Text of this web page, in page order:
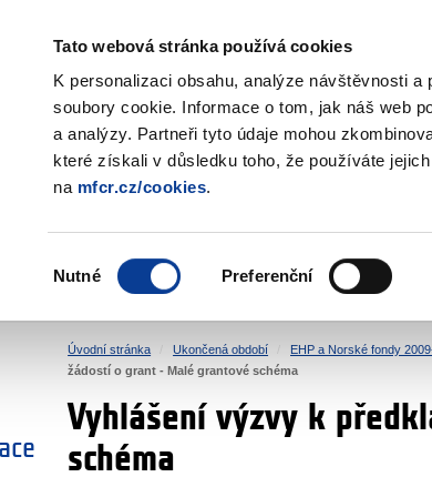
Tato webová stránka používá cookies
K personalizaci obsahu, analýze návštěvnosti
soubory cookie. Informace o tom, jak náš web
a analýzy. Partneři tyto údaje mohou
které získali v důsledku toho, že používáte
na mfcr.cz/cookies.
souhlasu
Nutné Preferenční
Fondy EHP a Norska
ŽIVOTNÍ PROSTŘEDÍ LIDSKÁ PRÁVA
Úvodní stránka Ukončená období EHP a Norské fondy
žádostí o grant - Malé grantové schéma
Vyhlášení výzvy k
schéma